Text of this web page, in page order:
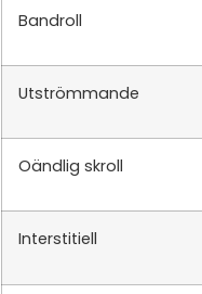
Bandroll
Utströmmande
Oändlig skroll
Interstitiell